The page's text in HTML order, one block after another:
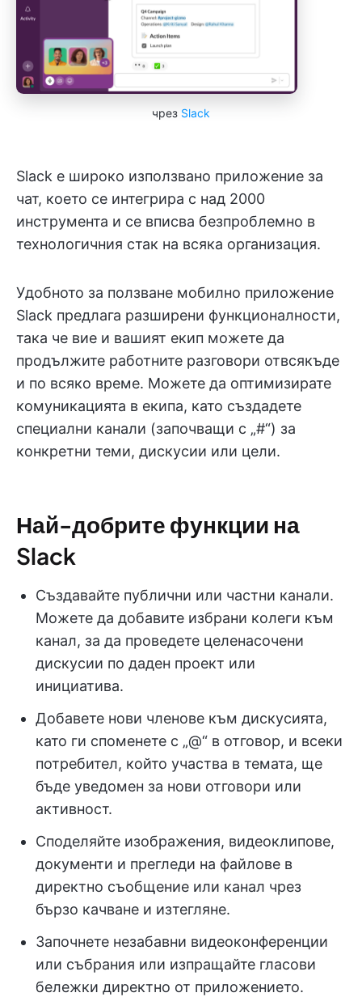
чрез Slack
Slack е широко използвано приложение за
чат, което се интегрира с над 2000
инструмента и се вписва безпроблемно в
технологичния стак на всяка организация.
Удобното за ползване мобилно приложение
Slack предлага разширени функционалности,
така че вие и вашият екип можете да
продължите работните разговори отвсякъде
и по всяко време. Можете да оптимизирате
комуникацията в екипа, като създадете
специални канали (започващи с „#“) за
конкретни теми, дискусии или цели.
Най-добрите функции на
Slack
Създавайте публични или частни канали.
Можете да добавите избрани колеги към
канал, за да проведете целенасочени
дискусии по даден проект или
инициатива.
Добавете нови членове към дискусията,
като ги споменете с „@“ в отговор, и всеки
потребител, който участва в темата, ще
бъде уведомен за нови отговори или
активност.
Споделяйте изображения, видеоклипове,
документи и прегледи на файлове в
директно съобщение или канал чрез
бързо качване и изтегляне.
Започнете незабавни видеоконференции
или събрания или изпращайте гласови
бележки директно от приложението.